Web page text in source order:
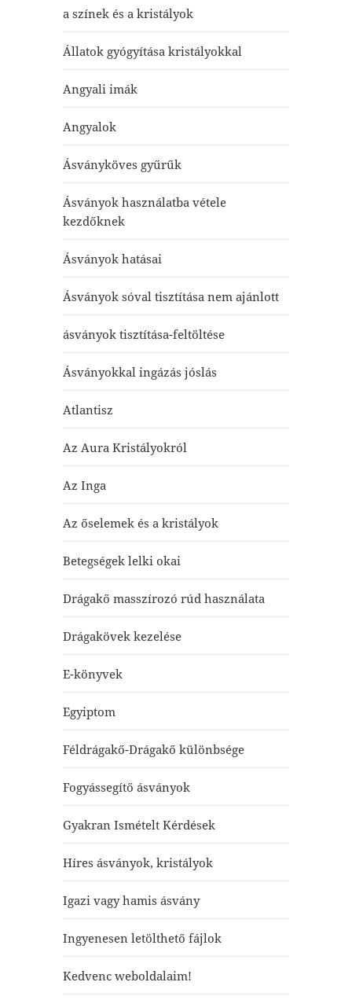
a színek és a kristályok
Állatok gyógyítása kristályokkal
Angyali imák
Angyalok
Ásványköves gyűrűk
Ásványok használatba vétele
kezdőknek
Ásványok hatásai
Ásványok sóval tisztítása nem ajánlott
ásványok tisztítása-feltöltése
Ásványokkal ingázás jóslás
Atlantisz
Az Aura Kristályokról
Az Inga
Az őselemek és a kristályok
Betegségek lelki okai
Drágakő masszírozó rúd használata
Drágakövek kezelése
E-könyvek
Egyiptom
Féldrágakő-Drágakő különbsége
Fogyássegítő ásványok
Gyakran Ismételt Kérdések
Híres ásványok, kristályok
Igazi vagy hamis ásvány
Ingyenesen letölthető fájlok
Kedvenc weboldalaim!